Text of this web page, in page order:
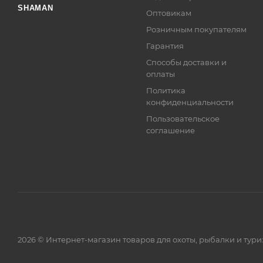
SHAMAN
Оптовикам
Розничным покупателям
Гарантия
Способы доставки и
оплаты
Политика
конфиденциальности
Пользовательское
соглашение
2026 © Интернет-магазин товаров для охоты, рыбалки и